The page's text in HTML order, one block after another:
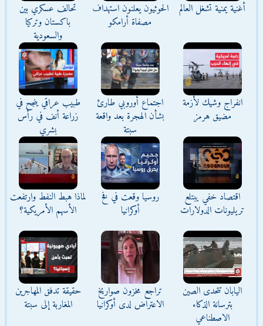
أغنية يمنية تشغل العالم
الحوثيون يعلنون استهداف
مصفاة أرامكو
تحالف عسكري بين
باكستان وتركيا
والسعودية
انفراج وشيك لأزمة
مضيق هرمز
اجتماع أوروبي طارئ
بشأن الهجرة بعد واقعة
سبتة
طبيب عراقي ينجح في
زراعة أنف في رأس
بشري
اقتصاد خفي يبتلع
تريليونات الدولارات
روسيا وقعت في فخ
أوكرانيا
لماذا هبط النفط وارتفعت
الأسهم الأمريكية؟
اليابان تتحدى الصين
بترسانة الذكاء
الاصطناعي
تراجع مخزون صواريخ
الاعتراض لدى أوكرانيا
حقيقة تدفق المهاجرين
المغاربة إلى سبتة